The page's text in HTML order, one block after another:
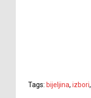
Tags: bijeljina, izbori,